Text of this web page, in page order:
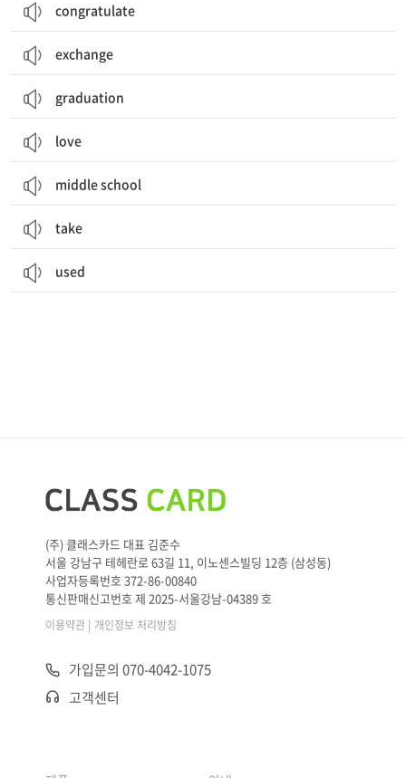
congratulate
exchange
graduation
love
middle school
take
used
(주) 클래스카드 대표 김준수
서울 강남구 테헤란로 63길 11, 이노센스빌딩 12층 (삼성동)
사업자등록번호 372-86-00840
통신판매신고번호 제 2025-서울강남-04389 호
이용약관 | 개인정보 처리방침
가입문의 070-4042-1075
고객센터